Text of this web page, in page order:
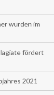
wurden im
fördert
2021